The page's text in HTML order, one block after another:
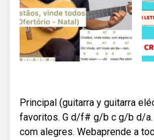
Principal (guitarra y guitarra
favoritos. G d/f# g/b c g/b d/
com alegres. Webaprende a